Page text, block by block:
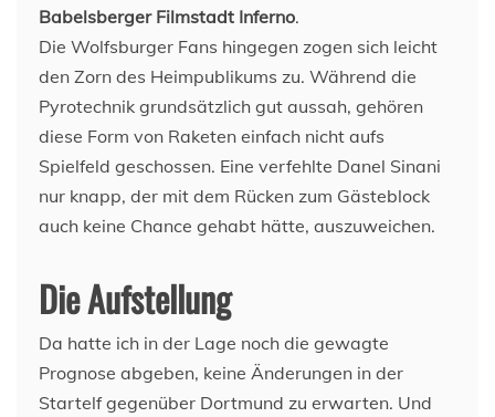
Babelsberger Filmstadt Inferno.
Die Wolfsburger Fans hingegen zogen sich leicht
den Zorn des Heimpublikums zu. Während die
Pyrotechnik grundsätzlich gut aussah, gehören
diese Form von Raketen einfach nicht aufs
Spielfeld geschossen. Eine verfehlte Danel Sinani
nur knapp, der mit dem Rücken zum Gästeblock
auch keine Chance gehabt hätte, auszuweichen.
Die Aufstellung
Da hatte ich in der Lage noch die gewagte
Prognose abgeben, keine Änderungen in der
Startelf gegenüber Dortmund zu erwarten. Und